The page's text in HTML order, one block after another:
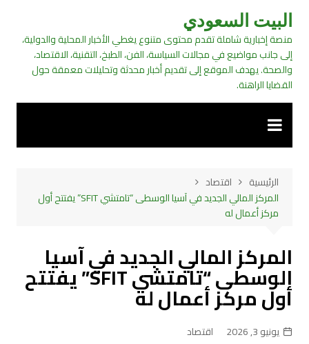
التجاوز
المحتوى
البيت السعودي
منصة إخبارية شاملة تقدم محتوى متنوع يغطي الأخبار المحلية والدولية،
إلى جانب مواضيع في مجالات السياسة، الفن، الطبخ، التقنية، الاقتصاد،
والصحة. يهدف الموقع إلى تقديم أخبار محدثة وتحليلات معمقة حول
القضايا الراهنة.
الرئيسية
اقتصاد
المركز المالي الجديد في آسيا الوسطى “تامتشي SFIT” يفتتح أول
مركز أعمال له
المركز المالي الجديد في آسيا
الوسطى “تامتشي SFIT” يفتتح
أول مركز أعمال له
يونيو 3, 2026 اقتصاد